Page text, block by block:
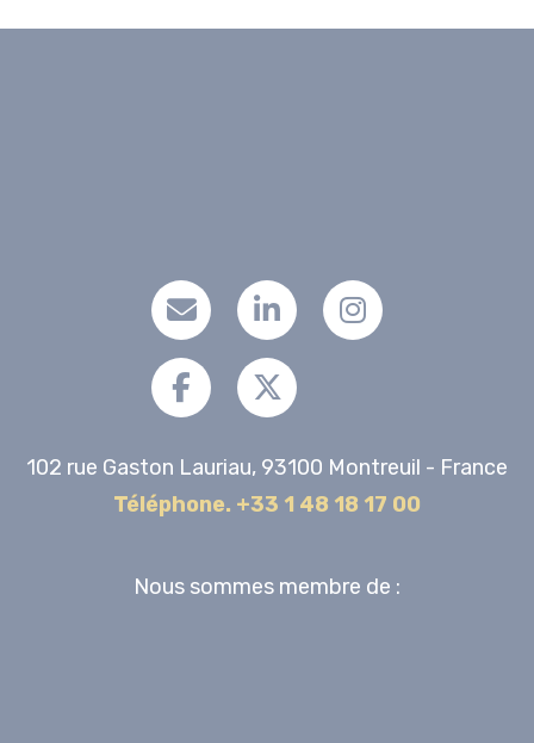
102 rue Gaston Lauriau, 93100 Montreuil - France
Téléphone. +33 1 48 18 17 00
Nous sommes membre de :